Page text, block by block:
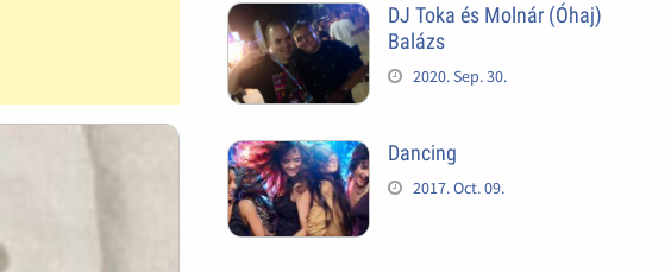
DJ Toka és Molnár (Óhaj)
Balázs
2020. Sep. 30.
Dancing
2017. Oct. 09.